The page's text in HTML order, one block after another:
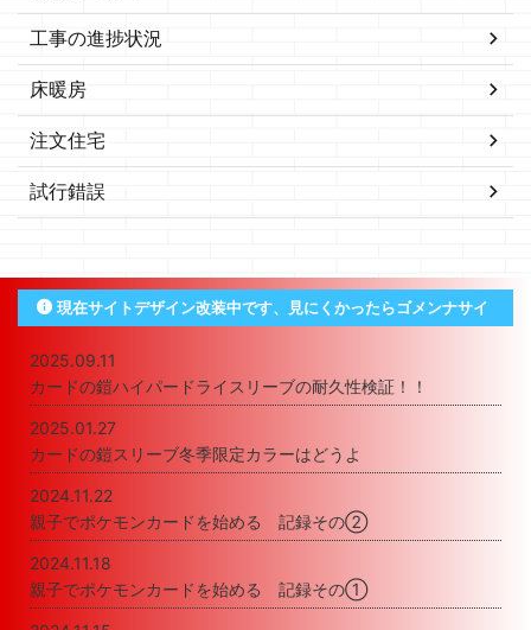
工事の進捗状況
床暖房
注文住宅
試行錯誤
現在サイトデザイン改装中です、見にくかったらゴメンナサイ
2025.09.11
カードの鎧ハイパードライスリーブの耐久性検証！！
2025.01.27
カードの鎧スリーブ冬季限定カラーはどうよ
2024.11.22
親子でポケモンカードを始める 記録その②
2024.11.18
親子でポケモンカードを始める 記録その①